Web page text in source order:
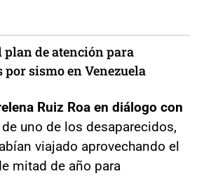
plan de atención para
sismo en Venezuela
Ruiz Roa en diálogo con
uno de los desaparecidos,
viajado aprovechando el
mitad de año para